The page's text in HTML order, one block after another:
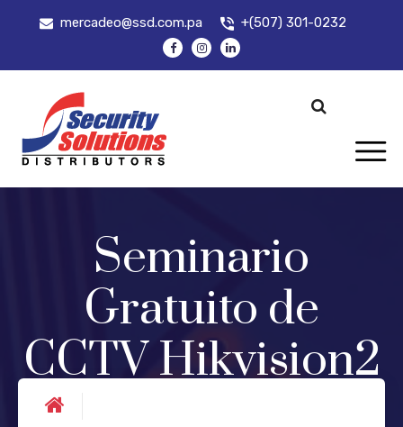
mercadeo@ssd.com.pa +(507) 301-0232
Seminario
Gratuito de
CCTV Hikvision2